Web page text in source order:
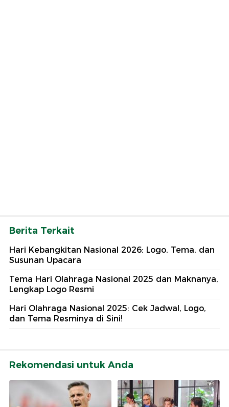
Berita Terkait
Hari Kebangkitan Nasional 2026: Logo, Tema, dan
Susunan Upacara
Tema Hari Olahraga Nasional 2025 dan Maknanya,
Lengkap Logo Resmi
Hari Olahraga Nasional 2025: Cek Jadwal, Logo,
dan Tema Resminya di Sini!
Rekomendasi untuk Anda